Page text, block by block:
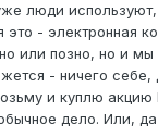
люди
это - электронная
или позно, но и мы
- ничего себе,
и куплю
дело. Или, да